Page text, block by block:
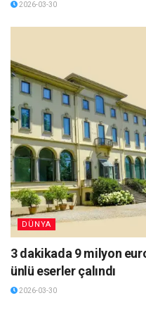
2026-03-30
DÜNYA
3 dakikada 9 milyon
ünlü eserler çalındı
2026-03-30